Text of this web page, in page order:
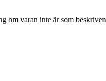
om varan inte är som beskriven